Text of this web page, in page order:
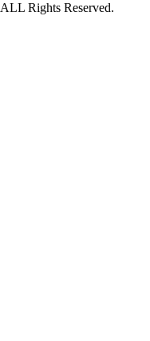
ALL Rights Reserved.